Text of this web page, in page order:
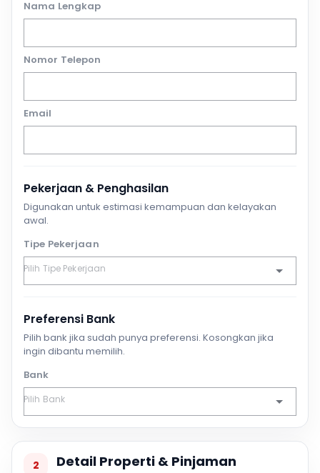
Nama Lengkap
Nomor Telepon
Email
Pekerjaan & Penghasilan
Digunakan untuk estimasi kemampuan dan kelayakan
awal.
Tipe Pekerjaan
Preferensi Bank
Pilih bank jika sudah punya preferensi. Kosongkan jika
ingin dibantu memilih.
Bank
2 Detail Properti & Pinjaman